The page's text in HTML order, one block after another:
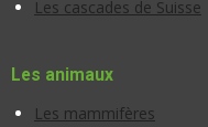
Les cascades de Suisse
Les animaux
Les mammifères